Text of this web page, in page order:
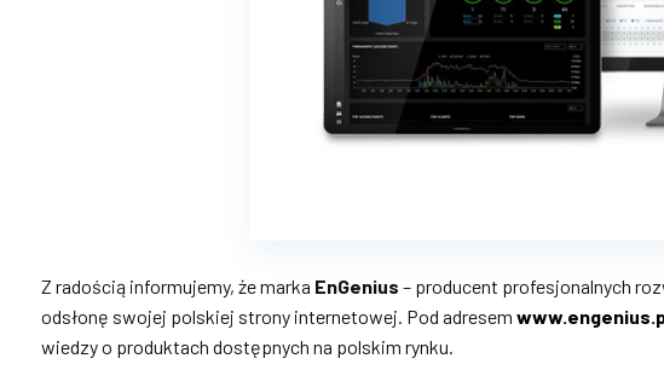
Z radością informujemy, że marka EnGenius – producent profesjonalnych
odsłonę swojej polskiej strony internetowej. Pod adresem
wiedzy o produktach dostępnych na polskim rynku.